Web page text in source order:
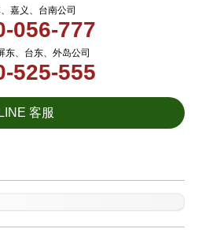
嘉义、台南公司
056-777
东、台东、外岛公司
525-555
LINE 客服